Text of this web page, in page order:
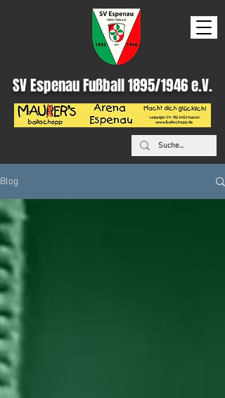
SV Espenau Fußball 1895/1946 e.V.
Blog